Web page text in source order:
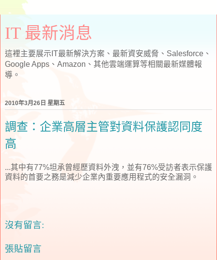
IT 最新消息
這裡主要展示IT最新解決方案、最新資安威脅、Salesforce、
Google Apps、Amazon、其他雲端運算等相關最新媒體報
導。
2010年3月26日 星期五
調查：企業高層主管對資料保護認同度
高
...其中有77%坦承曾經歷資料外洩，並有76%受訪者表示保護
資料的首要之務是減少企業內重要應用程式的安全漏洞。
沒有留言:
張貼留言